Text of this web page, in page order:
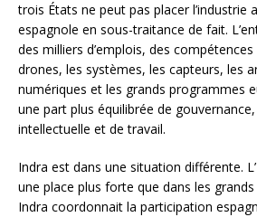
trois États ne peut pas placer l’industrie
espagnole en sous-traitance de fait.
des milliers d’emplois, des compétences
drones, les systèmes, les capteurs, les
numériques et les grands programmes
une part plus équilibrée de
intellectuelle et de travail.
Indra est dans une situation différente.
une place plus forte que dans les
Indra coordonnait la participation